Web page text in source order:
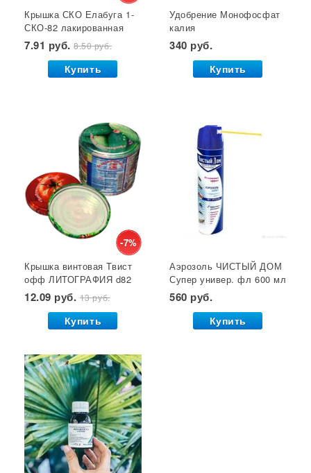
Гет от тараканов Отрава от крыс Семена салата
Крышка СКО Елабуга 1-
СКО-82 лакированная
Звезда 1/50/600*
7.91 руб.8.50 руб.
Купить
Удобрение Монофосфат
калия
(монокалийфосфат) 0,5
кг. Буй 1/36 УДАЧНАЯ
ЦЕНА *
340 руб.
Купить
-7%
Крышка винтовая Твист
офф ЛИТОГРАФИЯ d82
(фрукты, пом-ы, салат)
1/20/240 Елабуга*
12.09 руб. 13 руб.
Купить
Аэрозоль ЧИСТЫЙ ДОМ
Супер универ. фл 600 мл
(двойное распыление)
GB 1/24*
560 руб.
Купить